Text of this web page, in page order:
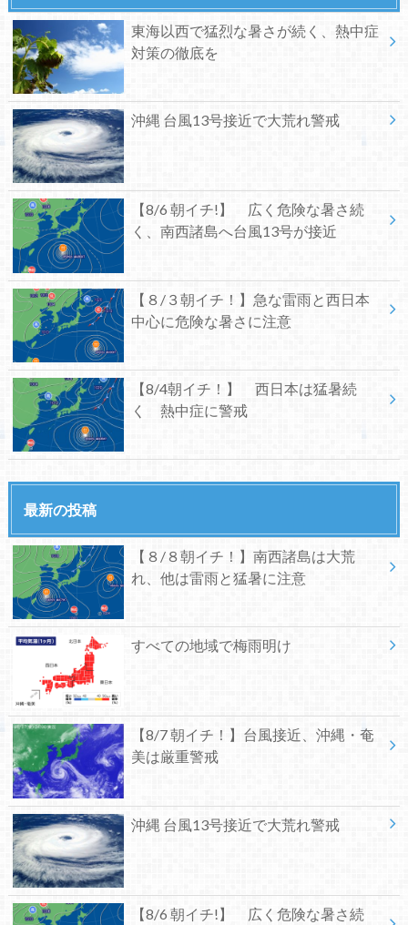
東海以西で猛烈な暑さが続く、熱中症
対策の徹底を
沖縄 台風13号接近で大荒れ警戒
【8/6 朝イチ!】 広く危険な暑さ続
く、南西諸島へ台風13号が接近
【８/３朝イチ！】急な雷雨と西日本
中心に危険な暑さに注意
【8/4朝イチ！】 西日本は猛暑続
く 熱中症に警戒
最新の投稿
【８/８朝イチ！】南西諸島は大荒
れ、他は雷雨と猛暑に注意
すべての地域で梅雨明け
【8/7 朝イチ！】台風接近、沖縄・奄
美は厳重警戒
沖縄 台風13号接近で大荒れ警戒
【8/6 朝イチ!】 広く危険な暑さ続